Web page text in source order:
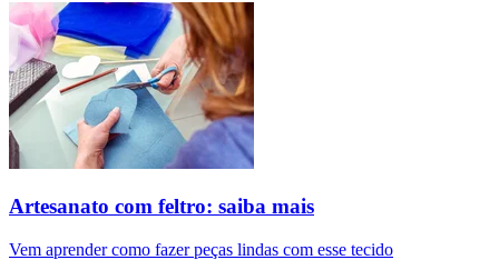
Artesanato com feltro: saiba mais
Vem aprender como fazer peças lindas com esse tecido